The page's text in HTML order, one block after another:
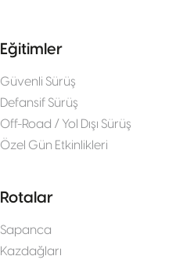
Eğitimler
Güvenli Sürüş
Defansif Sürüş
Off-Road / Yol Dışı Sürüş
Özel Gün Etkinlikleri
Rotalar
Sapanca
Kazdağları